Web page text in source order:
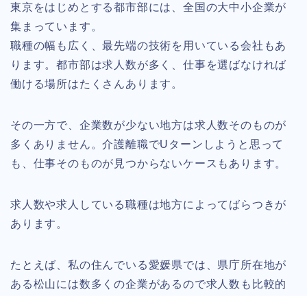
東京をはじめとする都市部には、全国の大中小企業が
集まっています。
職種の幅も広く、最先端の技術を用いている会社もあ
ります。都市部は求人数が多く、仕事を選ばなければ
働ける場所はたくさんあります。
その一方で、企業数が少ない地方は求人数そのものが
多くありません。介護離職でUターンしようと思って
も、仕事そのものが見つからないケースもあります。
求人数や求人している職種は地方によってばらつきが
あります。
たとえば、私の住んでいる愛媛県では、県庁所在地が
ある松山には数多くの企業があるので求人数も比較的